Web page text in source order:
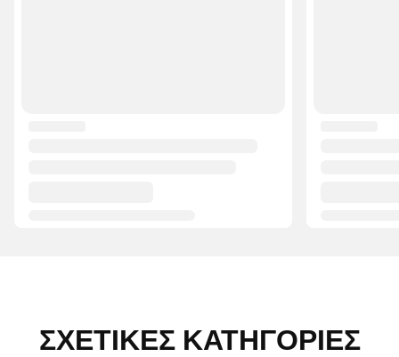
ΣΧΕΤΙΚΈΣ ΚΑΤΗΓΟΡΊΕΣ